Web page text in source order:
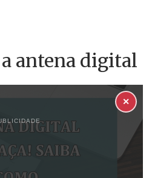
antena digital
✕